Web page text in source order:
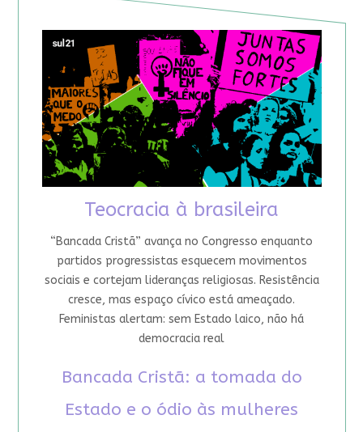
Teocracia à brasileira
“Bancada Cristã” avança no Congresso enquanto
partidos progressistas esquecem movimentos
sociais e cortejam lideranças religiosas. Resistência
cresce, mas espaço cívico está ameaçado.
Feministas alertam: sem Estado laico, não há
democracia real
Bancada Cristã: a tomada do
Estado e o ódio às mulheres